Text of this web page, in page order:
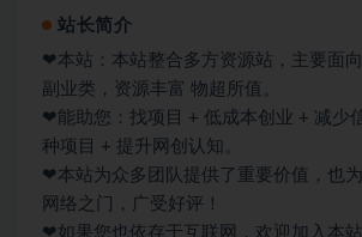
站长简介
❤本站：本站整合多方资源站，主要面
副业类，资源丰富 物超所值。
❤能助您：找项目 + 低成本创业 + 减少
种项目 + 提升网创认知。
❤本站为众多团队提供了重要价值，也
网络之门，广受好评！
❤如果您也依存于互联网，欢迎加入本